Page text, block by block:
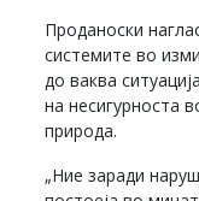
Проданоски
системите во
до ваква
на несигурноста
природа.
„Ние заради